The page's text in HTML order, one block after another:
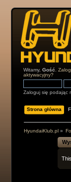
Witamy,Gość .
aktywacyjny?
Zaloguj się podając
Strona główna
HyundaiKlub.pl»